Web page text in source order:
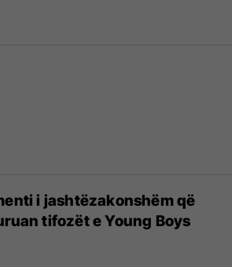
i jashtëzakonshëm që
tifozët e Young Boys